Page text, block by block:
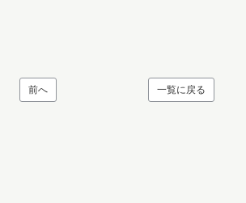
前へ 一覧に戻る